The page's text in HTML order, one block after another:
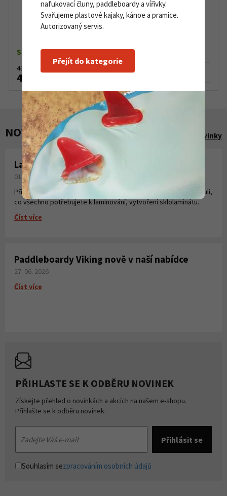
Nafukovací kánoe WTX Rapid Tramp pro 2 až 4
Skladem dle varianty
43 360 Kč
42 800 Kč
NOVINKY A AKCE Zobrazit všechny novinky
Laminování pryskyřicí a tkaninou
01. 08. 2026
Připravili jsme pro Vás krátké instruktážní video, kde jsme shrnuli,
co všechno potřebujete k laminování, vytvoření sklolaminátu.
Číst více
Paddleboardy Viking nově v naší nabídce
27. 06. 2026
Číst více
PŘIHLASTE SE K ODBĚRU NOVINEK
Získejte přehled o novinkách a akcích na našem e-shopu.
Přihlašte se k odběru novinek.
Souhlasím sezpracováním osobních údajů
nafukovací čluny, paddleboardy a vířivky.
Svařujeme plastové kajaky, kánoe a pramice.
Autorizovaný servis.
Přejít do kategorie